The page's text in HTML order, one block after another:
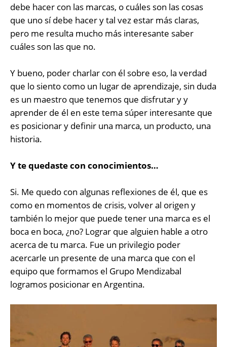
debe hacer con las marcas, o cuáles son las cosas
que uno sí debe hacer y tal vez estar más claras,
pero me resulta mucho más interesante saber
cuáles son las que no.
Y bueno, poder charlar con él sobre eso, la verdad
que lo siento como un lugar de aprendizaje, sin duda
es un maestro que tenemos que disfrutar y y
aprender de él en este tema súper interesante que
es posicionar y definir una marca, un producto, una
historia.
Y te quedaste con conocimientos…
Si. Me quedo con algunas reflexiones de él, que es
como en momentos de crisis, volver al origen y
también lo mejor que puede tener una marca es el
boca en boca, ¿no? Lograr que alguien hable a otro
acerca de tu marca. Fue un privilegio poder
acercarle un presente de una marca que con el
equipo que formamos el Grupo Mendizabal
logramos posicionar en Argentina.